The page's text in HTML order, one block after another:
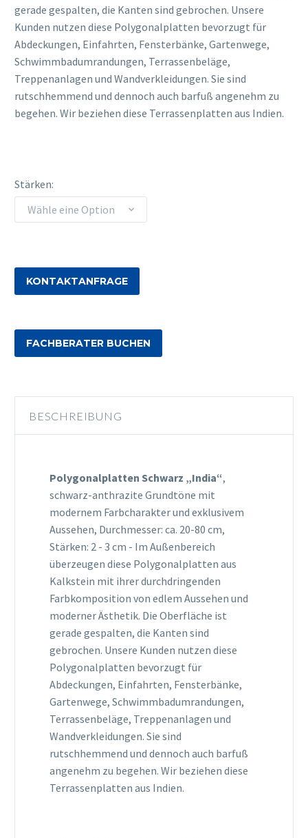
gerade gespalten, die Kanten sind gebrochen. Unsere
Kunden nutzen diese Polygonalplatten bevorzugt für
Abdeckungen, Einfahrten, Fensterbänke, Gartenwege,
Schwimmbadumrandungen, Terrassenbeläge,
Treppenanlagen und Wandverkleidungen. Sie sind
rutschhemmend und dennoch auch barfuß angenehm zu
begehen. Wir beziehen diese Terrassenplatten aus Indien.
Stärken
Wähle eine Option
KONTAKTANFRAGE
FACHBERATER BUCHEN
BESCHREIBUNG
Polygonalplatten Schwarz „India“,
schwarz-anthrazite Grundtöne mit
modernem Farbcharakter und exklusivem
Aussehen, Durchmesser: ca. 20-80 cm,
Stärken: 2 - 3 cm - Im Außenbereich
überzeugen diese Polygonalplatten aus
Kalkstein mit ihrer durchdringenden
Farbkomposition von edlem Aussehen und
moderner Ästhetik. Die Oberfläche ist
gerade gespalten, die Kanten sind
gebrochen. Unsere Kunden nutzen diese
Polygonalplatten bevorzugt für
Abdeckungen, Einfahrten, Fensterbänke,
Gartenwege, Schwimmbadumrandungen,
Terrassenbeläge, Treppenanlagen und
Wandverkleidungen. Sie sind
rutschhemmend und dennoch auch barfuß
angenehm zu begehen. Wir beziehen diese
Terrassenplatten aus Indien.